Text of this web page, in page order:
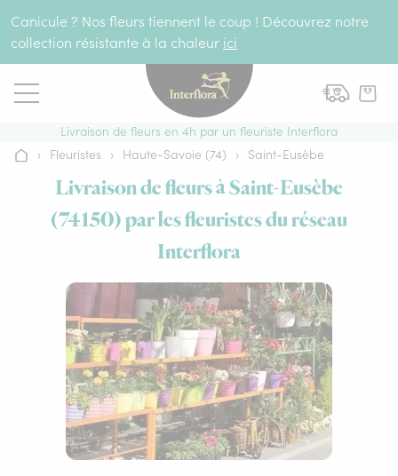
Canicule ? Nos fleurs tiennent le coup ! Découvrez notre
collection résistante à la chaleur ici
Livraison de fleurs en 4h par un fleuriste Interflora
Accueil
› Fleuristes › Haute-Savoie (74) › Saint-Eusèbe
Livraison de fleurs à Saint-Eusèbe
(74150) par les fleuristes du réseau
Interflora